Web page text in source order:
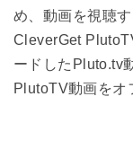
め、動画を視聴
CleverGet
ードしたPluto.tv
PlutoTV動画をオ